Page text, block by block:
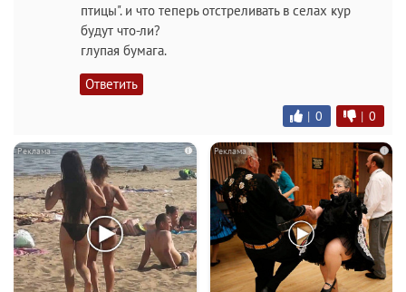
птицы". и что теперь отстреливать в селах кур
будут что-ли?
глупая бумага.
Ответить
| 0 | 0
i i